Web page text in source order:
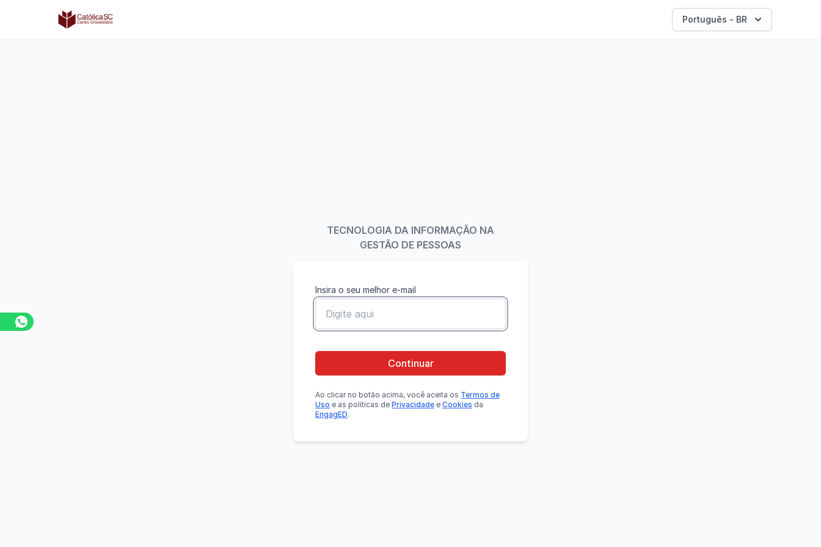
Católica SC | Experts Português - BR
TECNOLOGIA DA INFORMAÇÃO NA
GESTÃO DE PESSOAS
Insira o seu melhor e-mail
Continuar
Ao clicar no botão acima, você aceita os Termos de
Uso e as políticas de Privacidade e Cookies da
EngagED.